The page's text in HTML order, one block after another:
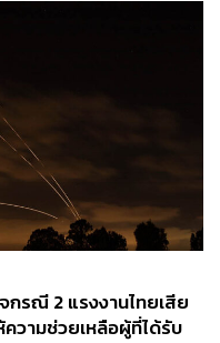
กรณี 2 แรงงานไทยเสีย
ความช่วยเหลือผู้ที่ได้รับ